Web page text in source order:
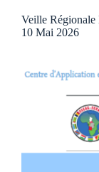
Veille
10 Mai 2026